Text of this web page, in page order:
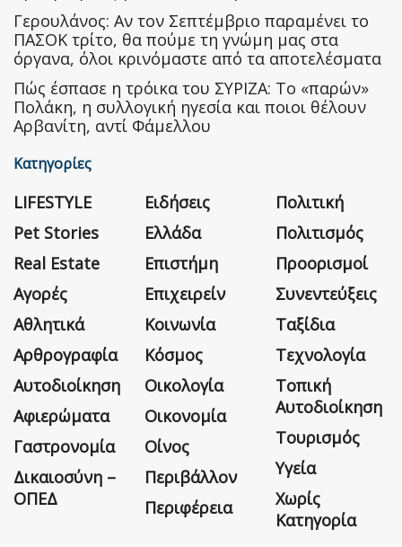
Γερουλάνος: Αν τον Σεπτέμβριο παραμένει το
ΠΑΣΟΚ τρίτο, θα πούμε τη γνώμη μας στα
όργανα, όλοι κρινόμαστε από τα αποτελέσματα
Πώς έσπασε η τρόικα του ΣΥΡΙΖΑ: Το «παρών»
Πολάκη, η συλλογική ηγεσία και ποιοι θέλουν
Αρβανίτη, αντί Φάμελλου
Κατηγορίες
LIFESTYLE
Pet Stories
Real Estate
Αγορές
Αθλητικά
Αρθρογραφία
Αυτοδιοίκηση
Αφιερώματα
Γαστρονομία
Δικαιοσύνη –
ΟΠΕΔ
Ειδήσεις
Ελλάδα
Επιστήμη
Επιχειρείν
Κοινωνία
Κόσμος
Οικολογία
Οικονομία
Οίνος
Περιβάλλον
Περιφέρεια
Πολιτική
Πολιτισμός
Προορισμοί
Συνεντεύξεις
Ταξίδια
Τεχνολογία
Τοπική
Αυτοδιοίκηση
Τουρισμός
Υγεία
Χωρίς
Κατηγορία